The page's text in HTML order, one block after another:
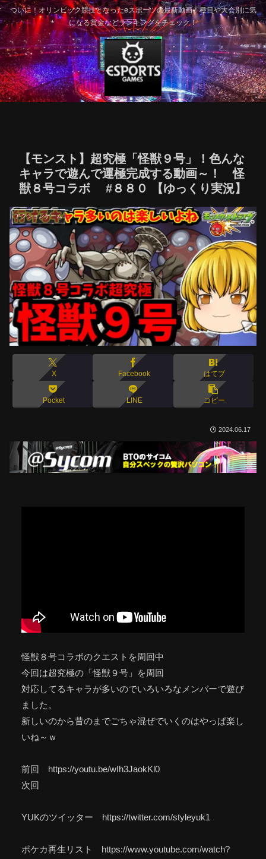
ついに！オリンピック競技となったeスポーツの最新動画！種目や大会別に気
になる賞金などランキングをチェック！
【モンスト】超究極「怪獣９号」！色んな
キャラで遊んで運極完成する動画～！ 怪
獣８号コラボ #８８０ 【ゆっくり実況】
アクションゲーム
X Facebook はてブ
Pocket LINE コピー
2024.06.17
怪獣８号コラボのクエストを周回中
今回は超究極の「怪獣９号」を周回
対応してるキャラが多いのでいろいろなメンバーで遊び
ました。
新しいのから昔のまでごちゃ混ぜでいくのはやっぱ楽し
いね～ｗ
前回 https://youtu.be/wIh3JaokKl0
次回
YUKのツイッター https://twitter.com/styleyuk1
ポケカ再生リスト https://www.youtube.com/watch?